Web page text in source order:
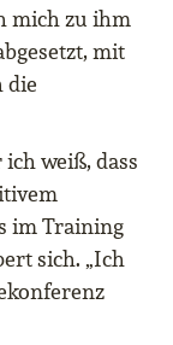
mich zu ihm
mit
die
ich weiß, dass
im Training
sich. „Ich